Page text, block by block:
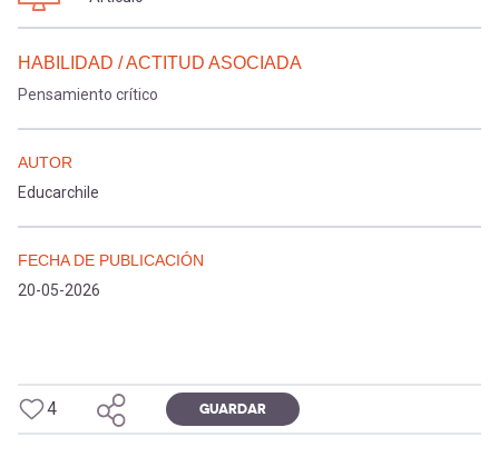
HABILIDAD / ACTITUD ASOCIADA
Pensamiento crítico
AUTOR
Educarchile
FECHA DE PUBLICACIÓN
20-05-2026
4 GUARDAR